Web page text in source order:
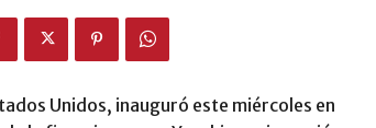
Unidos, inauguró este miércoles en